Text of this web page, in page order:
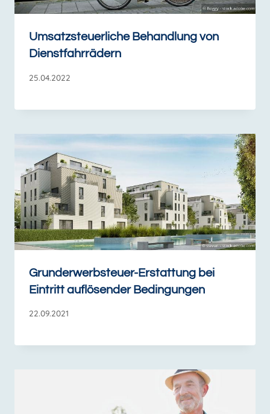
Umsatzsteuerliche Behandlung von
Dienstfahrrädern
25.04.2022
Grunderwerbsteuer-Erstattung bei
Eintritt auflösender Bedingungen
22.09.2021